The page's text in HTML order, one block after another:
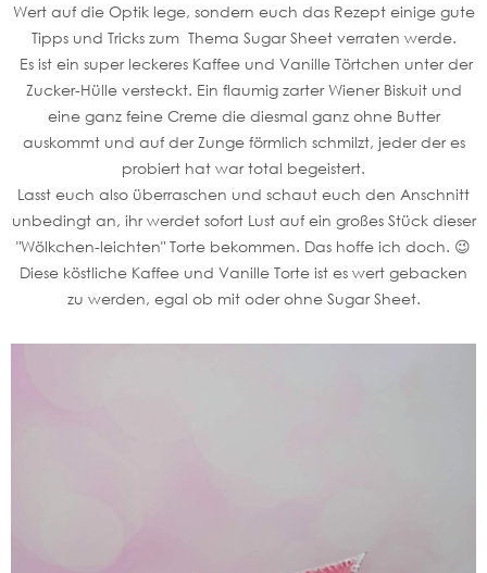
Wert auf die Optik lege, sondern euch das Rezept einige gute
Tipps und Tricks zum Thema Sugar Sheet verraten werde.
Es ist ein super leckeres Kaffee und Vanille Törtchen unter der
Zucker-Hülle versteckt. Ein flaumig zarter Wiener Biskuit und
eine ganz feine Creme die diesmal ganz ohne Butter
auskommt und auf der Zunge förmlich schmilzt, jeder der es
probiert hat war total begeistert.
Lasst euch also überraschen und schaut euch den Anschnitt
unbedingt an, ihr werdet sofort Lust auf ein großes Stück dieser
"Wölkchen-leichten" Torte bekommen. Das hoffe ich doch. 😉
Diese köstliche Kaffee und Vanille Torte ist es wert gebacken
zu werden, egal ob mit oder ohne Sugar Sheet.